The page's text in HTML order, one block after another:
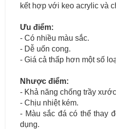
kết hợp với keo acrylic và
Ưu điểm:
- Có nhiều màu sắc.
- Dễ uốn cong.
- Giá cả thấp hơn một số
Nhược điểm:
- Khả năng chống trầy
- Chịu nhiệt kém.
- Màu sắc đá có thể thay
dụng.